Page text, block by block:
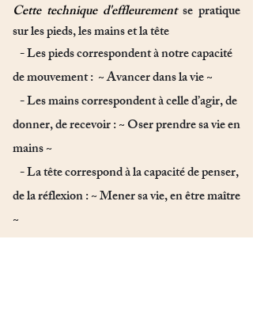
Cette technique d'effleurementse pratique
sur les pieds, les mains et la tête
- Les pieds correspondent à notre capacité
de mouvement : ~ Avancer dans la vie ~
- Les mains correspondent à celle d’agir, de
donner, de recevoir :~ Oser prendre sa vie en
mains ~
- La tête correspond à la capacité de penser,
de la réflexion :~ Mener sa vie, en être maître
~